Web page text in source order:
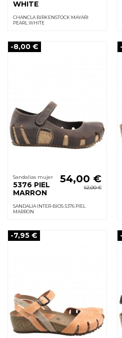
WHITE
CHANCLA BIRKENSTOCK MAYARI
PEARL WHITE
-8,00 €
Sandalias mujer
5376 PIEL
MARRON
54,00 €
62,00 €
SANDALIA INTER-BIOS 5376 PIEL
MARRON
-7,95 €